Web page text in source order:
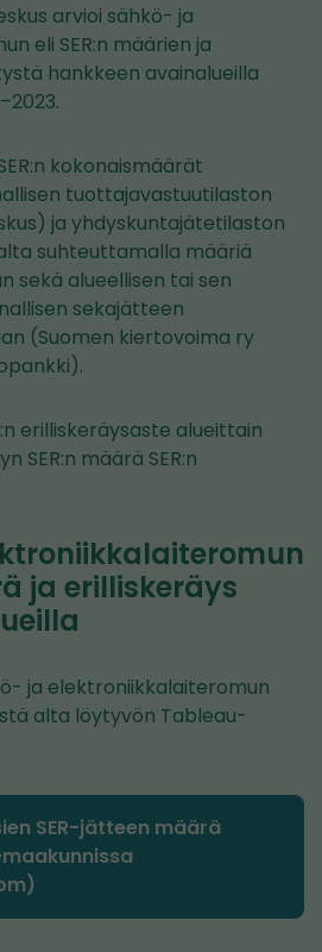
arvioi sähkö- ja
eli SER:n määrien ja
hankkeen avainalueilla
kokonaismäärät
tuottajavastuutilaston
ja yhdyskuntajätetilaston
suhteuttamalla määriä
sekä alueellisen tai sen
sekajätteen
(Suomen kiertovoima ry
erilliskeräysaste alueittain
SER:n määrä SER:n
ja erilliskeräys
ja elektroniikkalaiteromun
alta löytyvön Tableau-
SER-jätteen määrä